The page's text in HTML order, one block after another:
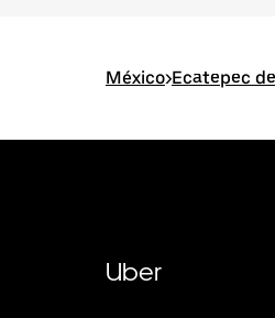
México>Ecatepec
Uber